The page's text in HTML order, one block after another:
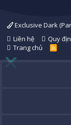
Exclusive Dark
Liên hệ
Quy
Trang chủ
R
S